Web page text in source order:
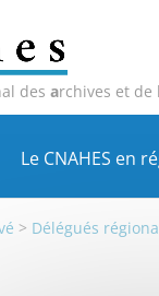
desarchives et de
Le CNAHES en
> Délégués